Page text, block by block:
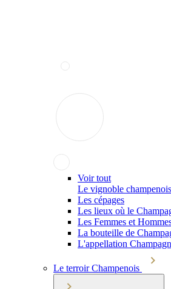
Voir tout
Le vignoble champenois
Les cépages
Les lieux où le
Les Femmes et
La bouteille de
L'appellation
Le terroir Champenois